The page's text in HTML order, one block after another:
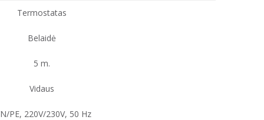
Termostatas
Belaidė
5 m.
Vidaus
PE, 220V/230V, 50 Hz